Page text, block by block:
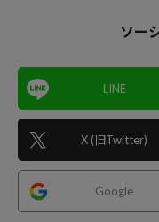
ソー
LINE
X (旧Twitter)
Google